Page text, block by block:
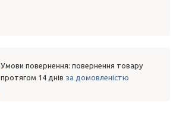
повернення товару
протягом 14 днів за домовленістю